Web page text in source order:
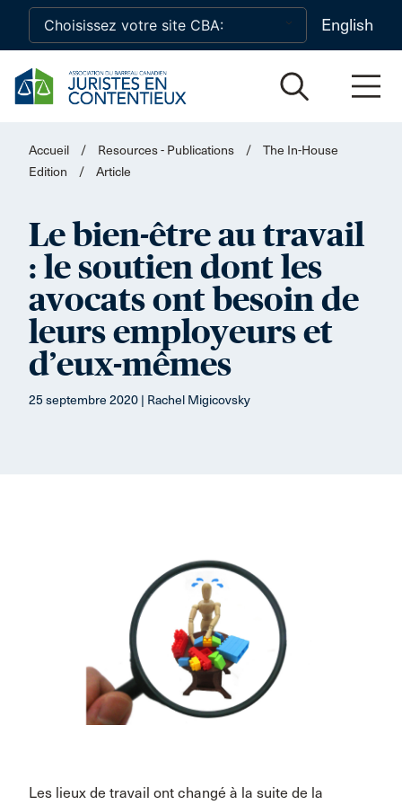
Skip to main content
English
Accueil / Resources - Publications /
The In-House
Edition
/ Article
Le bien-être au travail
: le soutien dont les
avocats ont besoin de
leurs employeurs et
d’eux-mêmes
25 septembre 2020 | Rachel Migicovsky
Les lieux de travail ont changé à la suite de la